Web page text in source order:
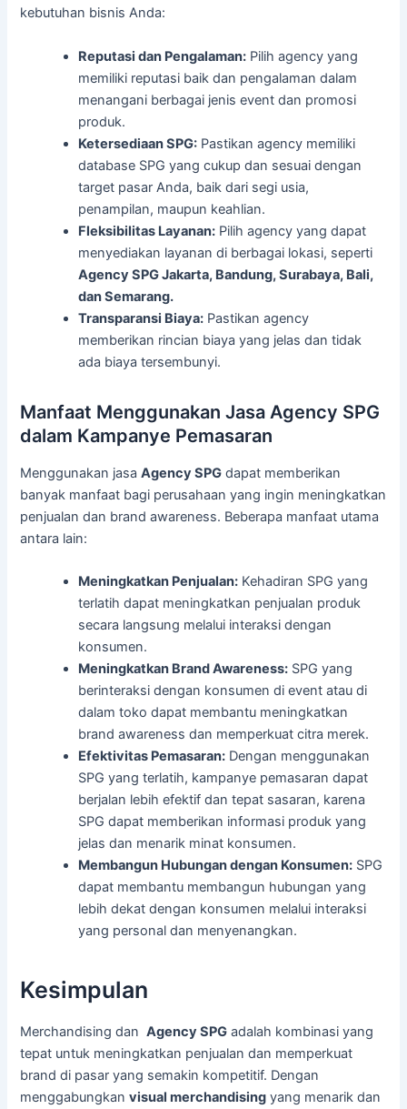
kebutuhan bisnis Anda:
Reputasi dan Pengalaman: Pilih agency yang
memiliki reputasi baik dan pengalaman dalam
menangani berbagai jenis event dan promosi
produk.
Ketersediaan SPG: Pastikan agency memiliki
database SPG yang cukup dan sesuai dengan
target pasar Anda, baik dari segi usia,
penampilan, maupun keahlian.
Fleksibilitas Layanan: Pilih agency yang dapat
menyediakan layanan di berbagai lokasi, seperti
Agency SPG Jakarta, Bandung, Surabaya, Bali,
dan Semarang.
Transparansi Biaya: Pastikan agency
memberikan rincian biaya yang jelas dan tidak
ada biaya tersembunyi.
Manfaat Menggunakan Jasa Agency SPG
dalam Kampanye Pemasaran
Menggunakan jasaAgency SPG dapat memberikan
banyak manfaat bagi perusahaan yang ingin meningkatkan
penjualan dan brand awareness. Beberapa manfaat utama
antara lain:
Meningkatkan Penjualan: Kehadiran SPG yang
terlatih dapat meningkatkan penjualan produk
secara langsung melalui interaksi dengan
konsumen.
Meningkatkan Brand Awareness: SPG yang
berinteraksi dengan konsumen di event atau di
dalam toko dapat membantu meningkatkan
brand awareness dan memperkuat citra merek.
Efektivitas Pemasaran: Dengan menggunakan
SPG yang terlatih, kampanye pemasaran dapat
berjalan lebih efektif dan tepat sasaran, karena
SPG dapat memberikan informasi produk yang
jelas dan menarik minat konsumen.
Membangun Hubungan dengan Konsumen: SPG
dapat membantu membangun hubungan yang
lebih dekat dengan konsumen melalui interaksi
yang personal dan menyenangkan.
Kesimpulan
Merchandising danAgency SPG adalah kombinasi yang
tepat untuk meningkatkan penjualan dan memperkuat
brand di pasar yang semakin kompetitif. Dengan
menggabungkanvisual merchandising yang menarik dan